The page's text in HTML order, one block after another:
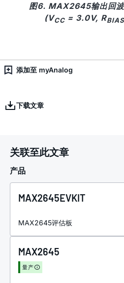
图6. MAX2645输出回
(VCC = 3.0V, RBIAS
添加至 myAnalog
下载文章
关联至此文章
产品
MAX2645EVKIT
MAX2645评估板
MAX2645
量产